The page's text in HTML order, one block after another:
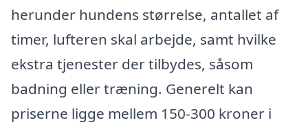
herunder hundens størrelse, antallet af
timer, lufteren skal arbejde, samt hvilke
ekstra tjenester der tilbydes, såsom
badning eller træning. Generelt kan
priserne ligge mellem 150-300 kroner i